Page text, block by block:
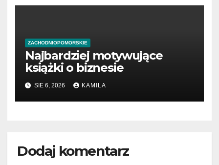
ZACHODNIOPOMORSKIE
Najbardziej motywujące
książki o biznesie
SIE 6, 2026 KAMILA
Dodaj komentarz